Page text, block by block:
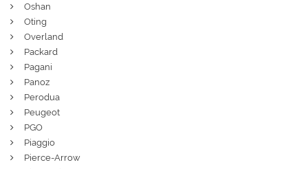
Oshan
Oting
Overland
Packard
Pagani
Panoz
Perodua
Peugeot
PGO
Piaggio
Pierce-Arrow